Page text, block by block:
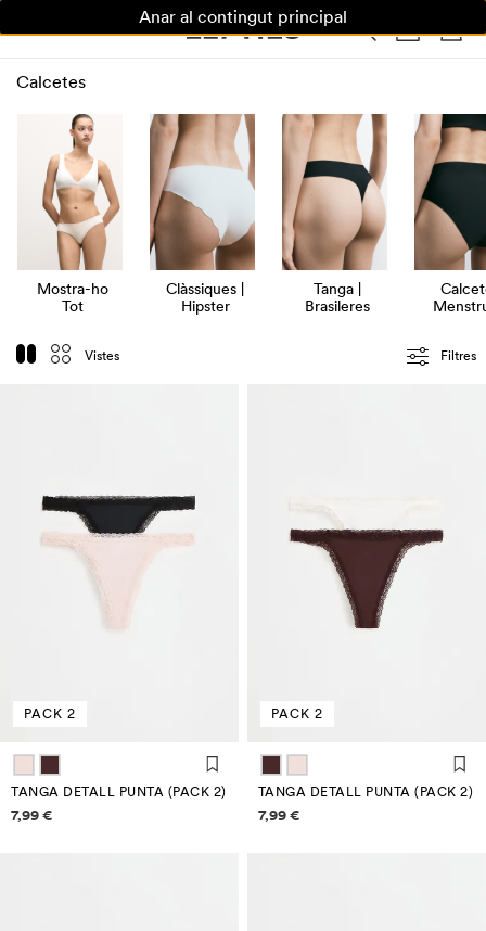
Anar al contingut principal
Calcetes
Vistes Filtres
Mostra-ho
Tot
Clàssiques |
Hipster
Tanga |
Brasileres
PACK 2
TANGA DETALL PUNTA (PACK 2)
Informació de preus
7,99 €
PACK 2
TANGA DETALL PUNTA (PACK 2)
Informació de preus
7,99 €